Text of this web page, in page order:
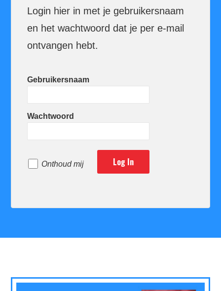
Login hier in met je gebruikersnaam
en het wachtwoord dat je per e-mail
ontvangen hebt.
Gebruikersnaam
Wachtwoord
Onthoud mij